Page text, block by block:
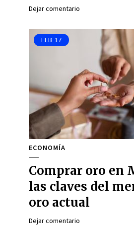
Dejar comentario
FEB 17
ECONOMÍA
Comprar oro en
las claves del
oro actual
Dejar comentario